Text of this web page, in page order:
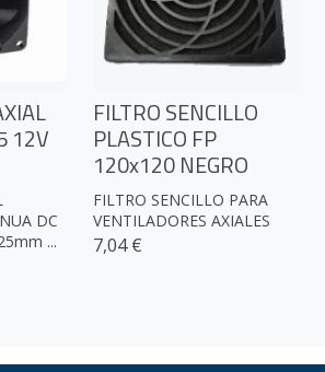
12V
DC
...
FILTRO SENCILLO
PLASTICO FP
120x120 NEGRO
FILTRO SENCILLO PARA
VENTILADORES AXIALES
7,04 €